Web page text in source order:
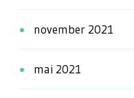
november 2021
mai 2021